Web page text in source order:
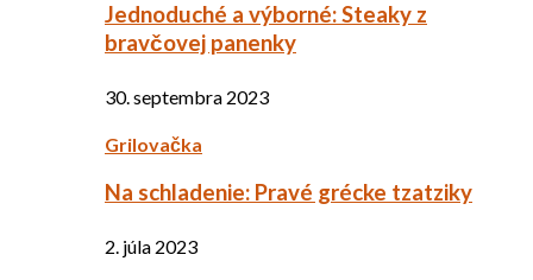
Jednoduché a výborné: Steaky z
bravčovej panenky
30. septembra 2023
Grilovačka
Na schladenie: Pravé grécke tzatziky
2. júla 2023